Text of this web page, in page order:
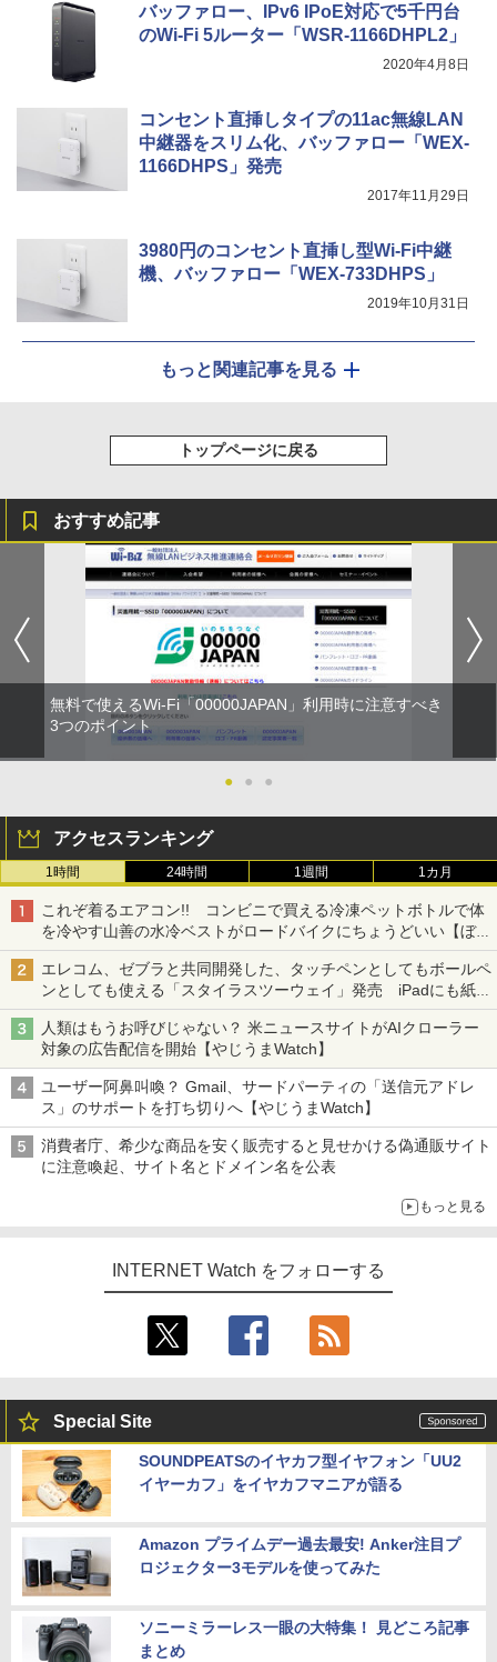
バッファロー、IPv6 IPoE対応で5千円台
のWi-Fi 5ルーター「WSR-1166DHPL2」
2020年4月8日
コンセント直挿しタイプの11ac無線LAN
中継器をスリム化、バッファロー「WEX-
1166DHPS」発売
2017年11月29日
3980円のコンセント直挿し型Wi-Fi中継
機、バッファロー「WEX-733DHPS」
2019年10月31日
もっと関連記事を見る
トップページに戻る
おすすめ記事
無料で使えるWi-Fi「00000JAPAN」利用時に注意すべき
3つのポイント
● ● ●
アクセスランキング
1時間 24時間 1週間 1カ月
これぞ着るエアコン!! コンビニで買える冷凍ペットボトルで体
を冷やす山善の水冷ベストがロードバイクにちょうどいい【ぼっ
ち・ざ・ろーど！その14】【空いた時間でなにしてる？】
エレコム、ゼブラと共同開発した、タッチペンとしてもボールペ
ンとしても使える「スタイラスツーウェイ」発売 iPadにも紙に
も、持ち替えずに書き込める
人類はもうお呼びじゃない？ 米ニュースサイトがAIクローラー
対象の広告配信を開始【やじうまWatch】
ユーザー阿鼻叫喚？ Gmail、サードパーティの「送信元アドレ
ス」のサポートを打ち切りへ【やじうまWatch】
消費者庁、希少な商品を安く販売すると見せかける偽通販サイト
に注意喚起、サイト名とドメイン名を公表
もっと見る
INTERNET Watch をフォローする
Special Site
SOUNDPEATSのイヤカフ型イヤフォン「UU2
イヤーカフ」をイヤカフマニアが語る
Amazon プライムデー過去最安! Anker注目プ
ロジェクター3モデルを使ってみた
ソニーミラーレス一眼の大特集！ 見どころ記事
まとめ